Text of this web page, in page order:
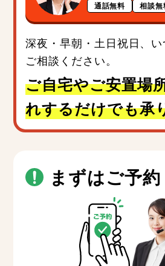
通話無料 相談無
深夜・早朝・土日祝日、
ご相談ください。
ご自宅やご安置場
れするだけでも承
まずはご予